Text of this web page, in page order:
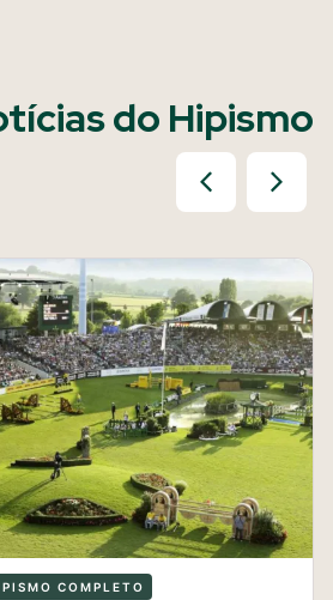
do Hipismo
COMPLETO